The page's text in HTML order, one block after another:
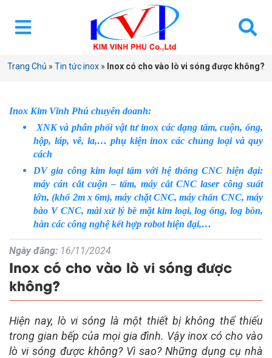
Trang Chủ » Tin tức inox » Inox có cho vào lò vi sóng được không?
Inox Kim Vĩnh Phú chuyên doanh:
XNK và phân phối vật tư inox các dạng tấm, cuộn, ống,
hộp, láp, vê, la,… phụ kiện inox các chủng loại và quy
cách
DV gia công kim loại tấm với hệ thống CNC hiện đại:
máy cán cắt cuộn – tấm, máy cắt CNC laser công suất
lớn, (khổ 2m x 6m), máy chặt CNC, máy chấn CNC, máy
bào V CNC, mài xử lý bề mặt kim loại, log ống, log bồn,
hàn các công nghệ kết hợp robot hiện đại,…
Ngày đăng: 16/11/2024
Inox có cho vào lò vi sóng được
không?
Hiện nay, lò vi sóng là một thiết bị không thể thiếu
trong gian bếp của mọi gia đình. Vậy inox có cho vào
lò vi sóng được không? Vì sao? Những dụng cụ nhà